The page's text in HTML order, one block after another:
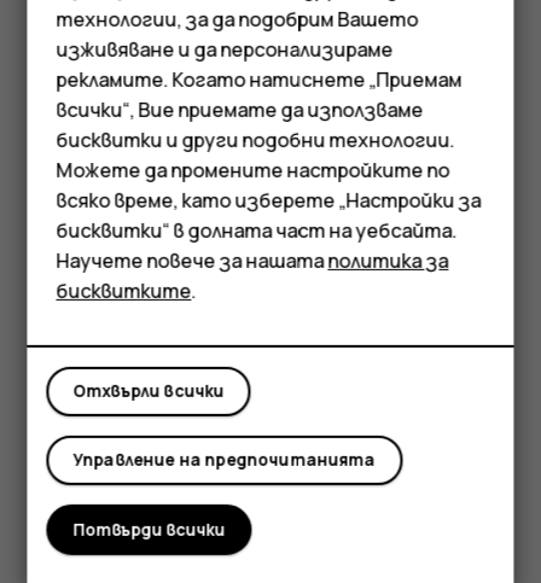
Смартфони
Мобилни телефони
Аксесоари
Таблети
Искате достатъчно време, за да можете да влезете
и вие в кадъра? Изпробвайте таймера.
ДокоснетеКамера.
Докоснете
. Бутонът показва настройката
за таймер. За да я промените, докоснете я
отново.
Изберете времетраенето на таймера.
Докоснетеpanorama_fish_eyeФото.
В приложението "Камера" докоснете
и задайте желаната резолюция.
Полезен ли беше този отговор?
технологии, за да подобрим Вашето
изживяване и да персонализираме
рекламите. Когато натиснете „Приемам
всички“, Вие приемате да използваме
бисквитки и други подобни технологии.
Можете да промените настройките по
всяко време, като изберете „Настройки за
бисквитки“ в долната част на уебсайта.
Научете повече за нашатаполитика за
бисквитките.
Отхвърли всички
Управление на предпочитанията
Потвърди всички